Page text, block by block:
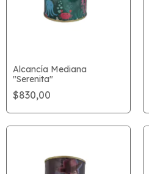
Alcancía Mediana
"Serenita"
$830,00